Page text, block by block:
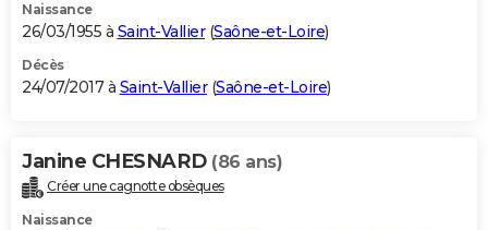
Naissance
26/03/1955 à Saint-Vallier(Saône-et-Loire)
Décès
24/07/2017 à Saint-Vallier(Saône-et-Loire)
Janine CHESNARD (86 ans)
Créer une cagnotte obsèques
Naissance